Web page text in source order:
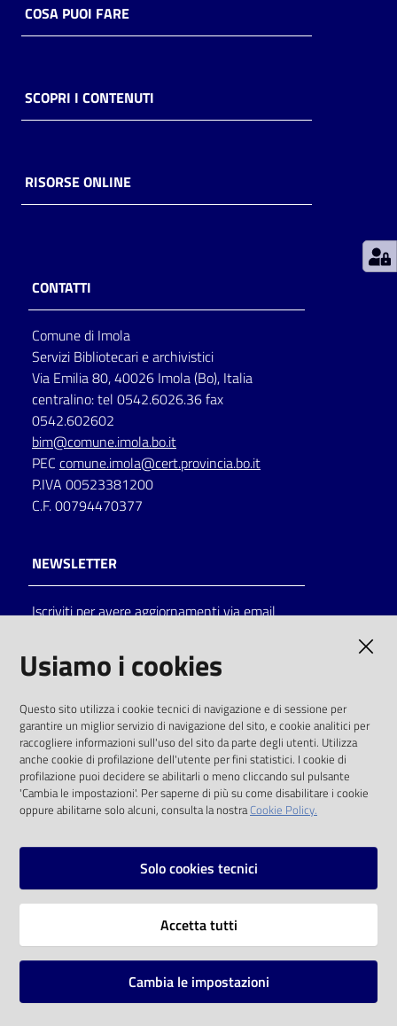
Casa
Piani
storico
per
lettura
Seguici
su
Catalogo
on line
Eventi
Chiedi al
bibliotecario
COSA PUOI FARE
SCOPRI I CONTENUTI
RISORSE ONLINE
CONTATTI
Comune di Imola
Servizi Bibliotecari e archivistici
Via Emilia 80, 40026 Imola (Bo), Italia
centralino: tel 0542.6026.36 fax
0542.602602
bim@comune.imola.bo.it
PEC comune.imola@cert.provincia.bo.it
P.IVA 00523381200
C.F. 00794470377
NEWSLETTER
Iscriviti per avere aggiornamenti via email
solo alle condizioni previste dalla direttiva
comunitaria 2003/98/CE e dal d.lgs. 36/2006
SOCIAL
Instagram
Vai alla pagina
Mappa del sito
Usiamo i cookies
Questo sito utilizza i cookie tecnici di navigazione e di sessione per
garantire un miglior servizio di navigazione del sito, e cookie analitici per
raccogliere informazioni sull'uso del sito da parte degli utenti. Utilizza
anche cookie di profilazione dell'utente per fini statistici. I cookie di
profilazione puoi decidere se abilitarli o meno cliccando sul pulsante
'Cambia le impostazioni'. Per saperne di più su come disabilitare i cookie
oppure abilitarne solo alcuni, consulta la nostraCookie Policy.
Solo cookies tecnici
Accetta tutti
Cambia le impostazioni